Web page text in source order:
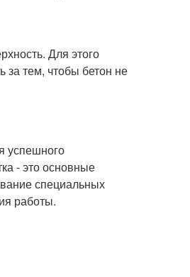
Для этого
тем, чтобы бетон не
успешного
- это основные
специальных
работы.